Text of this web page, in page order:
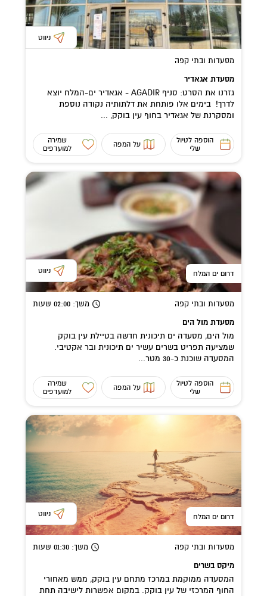
ניווט
מסעדות ובתי קפה
מסעדת אגאדיר
גזרנו את הסרט: סניף AGADIR - אגאדיר ים-המלח יוצא
לדרך! בימים אלו פותחת את דלתותיה נקודה נוספת
ומסקרנת של אגאדיר בחוף עין בוקק, ...
הוספה לטיול
שלי
על המפה
שמירה
למועדפים
דרום ים המלח ניווט
מסעדות ובתי קפה משך: 02:00 שעות
מסעדת מול הים
מול הים, מסעדה ים תיכונית חדשה בטיילת עין בוקק
שמציעה תפריט בשרים עשיר ים תיכונית ובר אקטיבי.
המסעדה שוכנת כ-30 מטר...
הוספה לטיול
שלי
על המפה
שמירה
למועדפים
דרום ים המלח ניווט
מסעדות ובתי קפה משך: 01:30 שעות
מיקס בשרים
המסעדה ממוקמת במרכז מתחם עין בוקק, ממש מאחורי
החוף המרכזי של עין בוקק. במקום אפשרות לישיבה תחת